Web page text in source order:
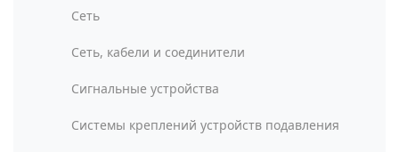
Сеть
Сеть, кабели и соединители
Сигнальные устройства
Системы креплений устройств подавления